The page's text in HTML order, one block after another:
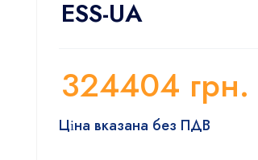
ESS-UA
324404 грн.
Ціна вказана без ПДВ